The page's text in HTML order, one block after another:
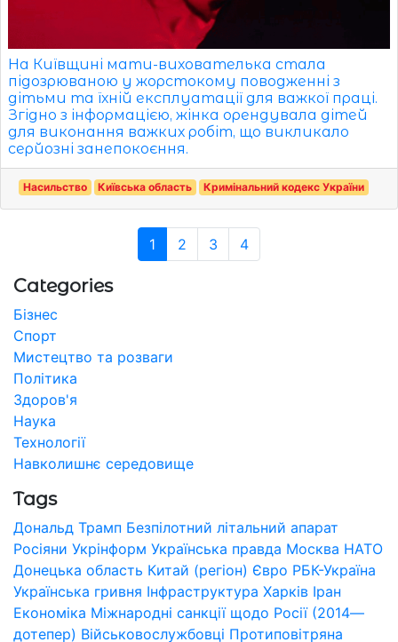
На Київщині мати-вихователька стала
підозрюваною у жорстокому поводженні з
дітьми та їхній експлуатації для важкої праці.
Згідно з інформацією, жінка орендувала дітей
для виконання важких робіт, що викликало
серйозні занепокоєння.
Насильство Київська область Кримінальний кодекс України
1 2 3 4
Categories
Бізнес
Спорт
Мистецтво та розваги
Політика
Здоров'я
Наука
Технології
Навколишнє середовище
Tags
Дональд Трамп Безпілотний літальний апарат
Росіяни Укрінформ Українська правда Москва НАТО
Донецька область Китай (регіон) Євро РБК-Україна
Українська гривня Інфраструктура Харків Іран
Економіка Міжнародні санкції щодо Росії (2014—
дотепер) Військовослужбовці Протиповітряна